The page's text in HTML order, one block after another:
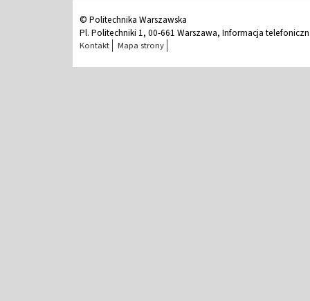
© Politechnika Warszawska
Pl. Politechniki 1, 00-661 Warszawa, Informacja
Kontakt Mapa strony